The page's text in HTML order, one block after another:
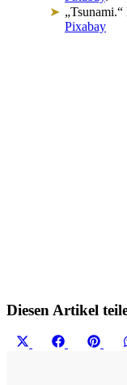
Pixabay
Diesen Artikel
Share
Share
Facebook